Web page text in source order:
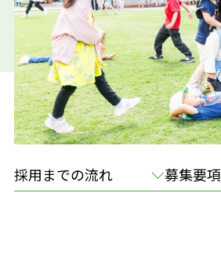
保護者の声
お知らせ
園の記録
アクセス
採用までの流れ 募集要項